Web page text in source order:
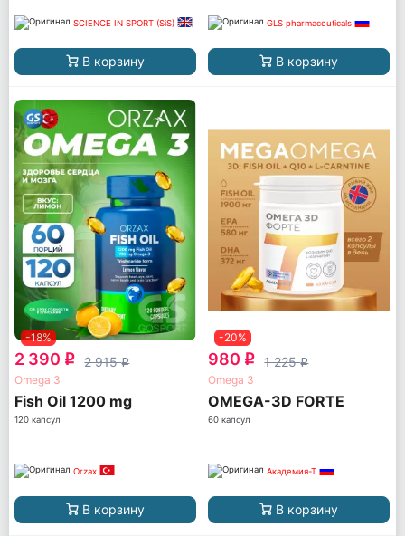
SCIENCE IN SPORT (SiS)
В корзину
GLS pharmaceuticals
В корзину
-18%
2 390 q 2 915q
Omega 3
Fish Oil 1200 mg
120 капсул
Orzax
В корзину
-20%
980 q 1 225q
Omega 3
OMEGA-3D FORTE
60 капсул
Академия-Т
В корзину